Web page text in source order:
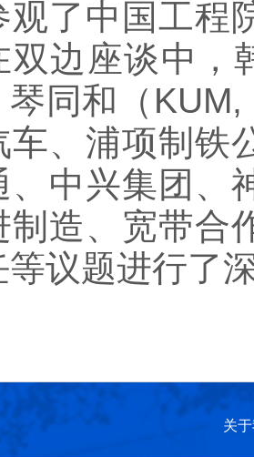
观了中国工程
双边座谈中，
琴同和（
车、浦项制铁
、中兴集团、
制造、宽带合
等议题进行了
关